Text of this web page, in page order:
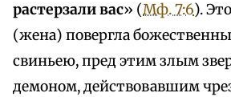
растерзали вас» (Мф. 7:6).
(жена) повергла
свиньею, пред этим злым
демоном, действовавшим